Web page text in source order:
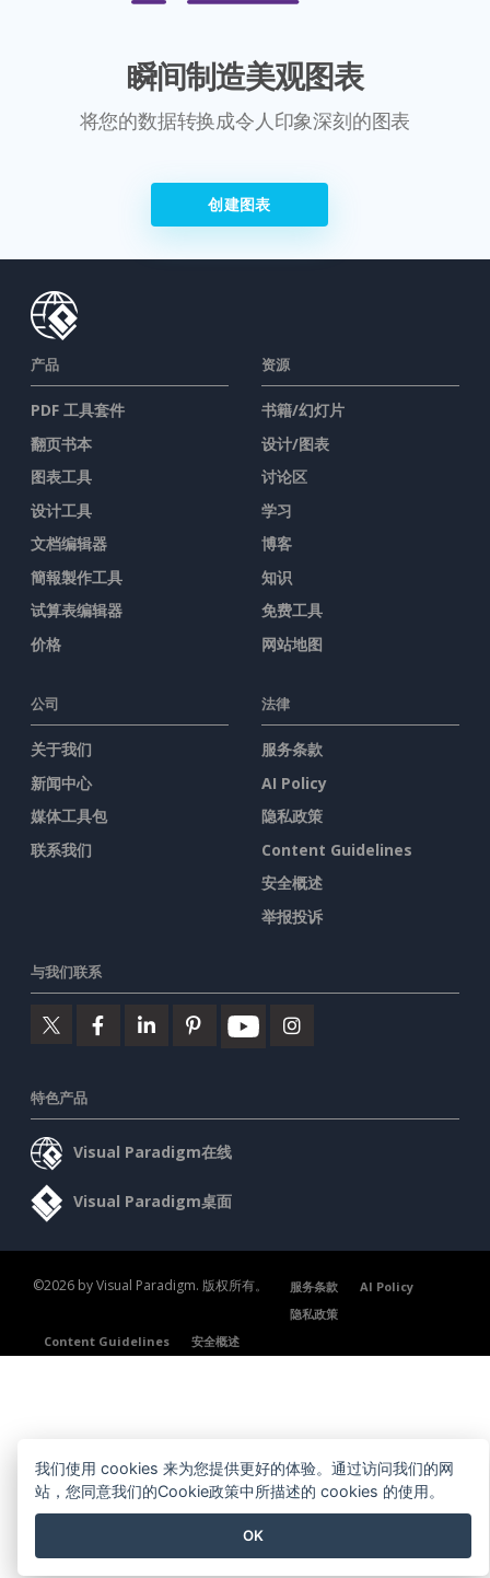
瞬间制造美观图表
将您的数据转换成令人印象深刻的图表
创建图表
产品
PDF 工具套件
翻页书本
图表工具
设计工具
文档编辑器
簡報製作工具
试算表编辑器
价格
资源
书籍/幻灯片
设计/图表
讨论区
学习
博客
知识
免费工具
网站地图
公司
关于我们
新闻中心
媒体工具包
联系我们
法律
服务条款
AI Policy
隐私政策
Content Guidelines
安全概述
举报投诉
与我们联系
特色产品
Visual Paradigm在线
Visual Paradigm桌面
©2026 by Visual Paradigm. 版权所有。 服务条款
AI Policy
隐私政策
Content Guidelines
安全概述
我们使用 cookies 来为您提供更好的体验。通过访问我们的网
站，您同意我们的Cookie政策中所描述的 cookies 的使用。
OK